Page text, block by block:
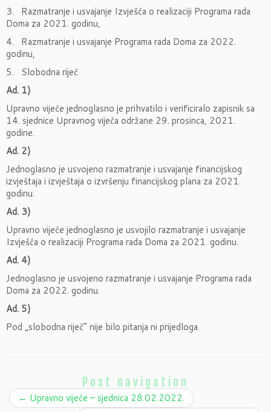
3. Razmatranje i usvajanje Izvješća o realizaciji Programa rada
Doma za 2021. godinu,
4. Razmatranje i usvajanje Programa rada Doma za 2022.
godinu,
5. Slobodna riječ
Ad. 1)
Upravno vijeće jednoglasno je prihvatilo i verificiralo zapisnik sa
14. sjednice Upravnog vijeća održane 29. prosinca, 2021.
godine.
Ad. 2)
Jednoglasno je usvojeno razmatranje i usvajanje financijskog
izvještaja i izvještaja o izvršenju financijskog plana za 2021.
godinu.
Ad. 3)
Upravno vijeće jednoglasno je usvojilo razmatranje i usvajanje
Izvješća o realizaciji Programa rada Doma za 2021. godinu.
Ad. 4)
Jednoglasno je usvojeno razmatranje i usvajanje Programa rada
Doma za 2022. godinu.
Ad. 5)
Pod „slobodna riječ“ nije bilo pitanja ni prijedloga.
Post navigation
← Upravno vijeće – sjednica 28.02.2022.